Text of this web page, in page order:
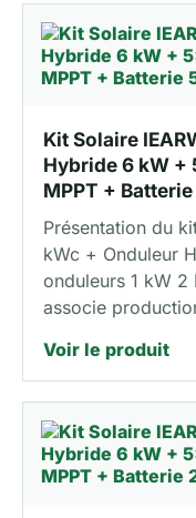
Kit Solaire
Hybride 6 kW +
MPPT +
Présentation du
kWc + Onduleur
onduleurs 1 kW 2
associe
Voir le produit